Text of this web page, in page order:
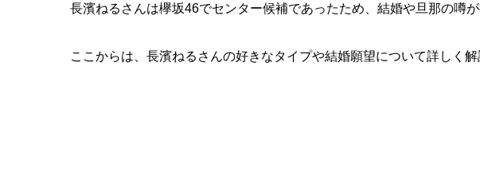
長濱ねるさんは欅坂46でセンター候補であったため、結婚や旦那の噂が
ここからは、長濱ねるさんの好きなタイプや結婚願望について詳しく解